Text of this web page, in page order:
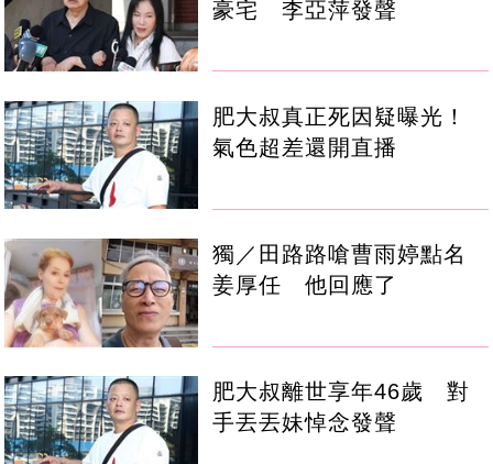
豪宅 李亞萍發聲
肥大叔真正死因疑曝光！
氣色超差還開直播
獨／田路路嗆曹雨婷點名
姜厚任 他回應了
肥大叔離世享年46歲 對
手丟丟妹悼念發聲